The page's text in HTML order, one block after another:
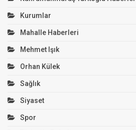
Kurumlar
Mahalle Haberleri
Mehmet Işık
Orhan Külek
Sağlık
Siyaset
Spor